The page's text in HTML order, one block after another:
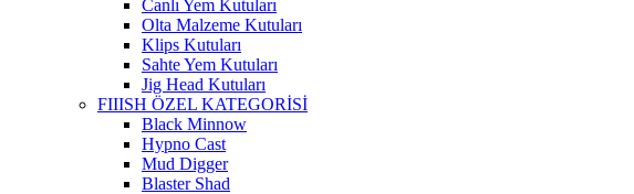
Canlı Yem Kutuları
Olta Malzeme Kutuları
Klips Kutuları
Sahte Yem Kutuları
Jig Head Kutuları
FIIISH ÖZEL KATEGORİSİ
Black Minnow
Hypno Cast
Mud Digger
Blaster Shad